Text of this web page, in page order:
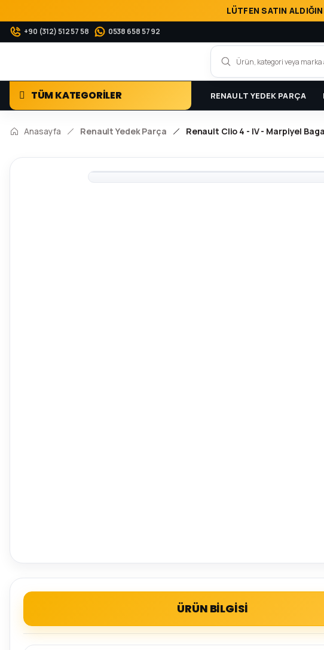
LÜTFEN SATIN
+90 (312) 512 57 58 0538 658 57 92
TÜM KATEGORİLER RENAULT YEDEK PARÇA
Anasayfa Renault Yedek Parça Renault Clio 4 - IV - Marpiyel
ÜRÜN BİLGİSİ